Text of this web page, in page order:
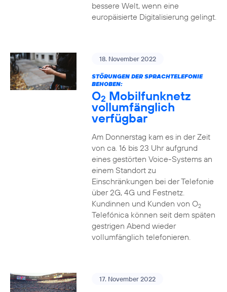
bessere Welt, wenn eine
europäisierte Digitalisierung gelingt.
18. November 2022
STÖRUNGEN DER SPRACHTELEFONIE
BEHOBEN:
O2 Mobilfunknetz
vollumfänglich
verfügbar
Am Donnerstag kam es in der Zeit
von ca. 16 bis 23 Uhr aufgrund
eines gestörten Voice-Systems an
einem Standort zu
Einschränkungen bei der Telefonie
über 2G, 4G und Festnetz.
Kundinnen und Kunden von O2
Telefónica können seit dem späten
gestrigen Abend wieder
vollumfänglich telefonieren.
17. November 2022